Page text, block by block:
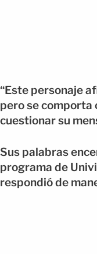
“Este personaje
pero se comporta
cuestionar su
Sus palabras
programa de
respondió de